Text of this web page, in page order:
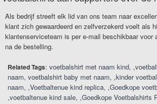
Als bedrijf streeft elk lid van ons team naar
klant zich gewaardeerd en zelfverzekerd voelt als
klantenserviceteam is per e-mail beschikbaar voor
na de bestelling.
Related Tags: voetbalshirt met naam kind ,
naam voetbalshirt baby met naam ,kinder
naam ,Voetbaltenue kind replica ,Goedkope
,voetbaltenue kind sale ,Goedkope Voetbalshirts